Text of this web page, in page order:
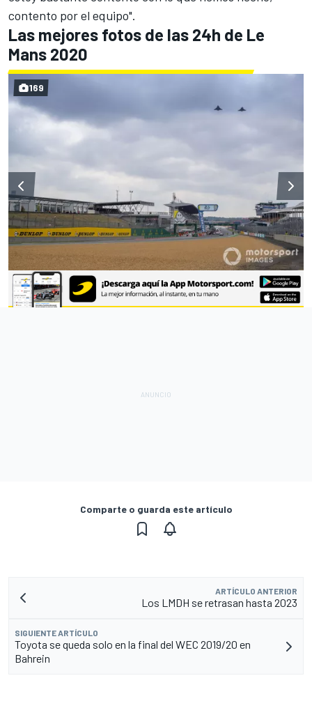
contento por el equipo".
Las mejores fotos de las 24h de Le
Mans 2020
169
Comparte o guarda este artículo
ARTÍCULO ANTERIOR
Los LMDH se retrasan hasta 2023
SIGUIENTE ARTÍCULO
Toyota se queda solo en la final del WEC 2019/20 en
Bahrein